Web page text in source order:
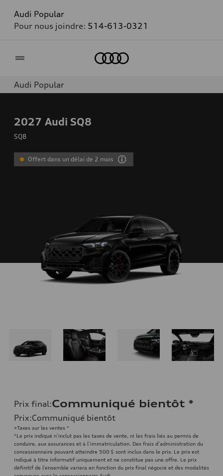
Audi Popular
Pour nous joindre: 514-613-0321
Audi Popular
2027 Audi SQ8
SQ8
Offert dans un délai de 2 mois
Prix final:Communiqué bientôt *
Prix:Communiqué bientôt
+Taxes sur les ventes *
*Le prix indiqué n’inclut pas les taxes de vente, ni les frais liés au permis de
conduire, aux assurances et à l’immatriculation. Des frais d’administration du
concessionnaire pouvant atteindre 500 $ sont inclus dans le prix. Le prix est
indiqué à titre informatif uniquement et ne constitue pas une offre. Le prix
définitif de l’ensemble variera en fonction du prix final négocié et des modalités